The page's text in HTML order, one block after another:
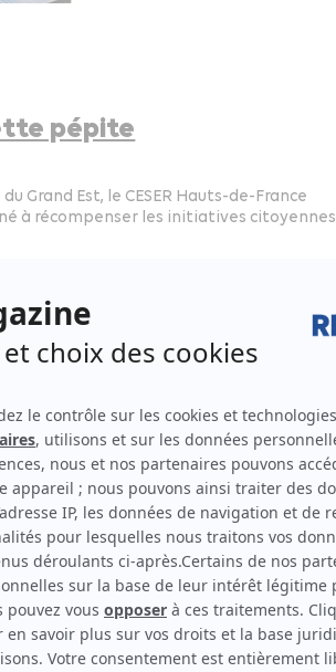
pépite
Grand Est, le CESER Hauts-de-France
à récompenser les initiatives citoyennes
de demain !
a dévoilé un ambitieux projet de Marina.
Hauts-de-France
de l’Avesnois (Nord), les nouveaux
un document qui leur explique le